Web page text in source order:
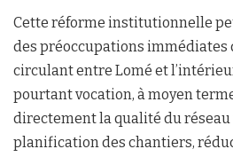
Cette réforme institutionnelle
des préoccupations immédiates
circulant entre Lomé et
pourtant vocation, à moyen
directement la qualité du
planification des chantiers,